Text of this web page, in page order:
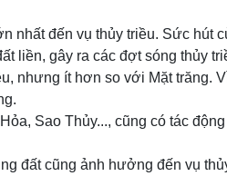
nhất đến vụ thủy triều. Sức hút
liền, gây ra các đợt sóng thủy
nhưng ít hơn so với Mặt trăng.
Sao Thủy..., cũng có tác
đất cũng ảnh hưởng đến vụ